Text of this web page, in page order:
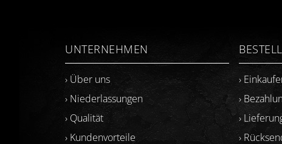
UNTERNEHMEN
› Über uns
› Niederlassungen
› Qualität
› Kundenvorteile
›
›
›
›